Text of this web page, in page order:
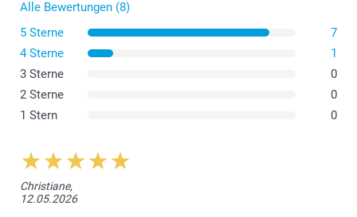
Flaschenöffner Stahl
Alle Bewertungen (8)
5 Sterne
7
4 Sterne
1
3 Sterne
0
2 Sterne
0
1 Stern
0
Christiane,
12.05.2026